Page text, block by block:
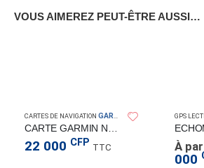
VOUS AIMEREZ PEUT-ÊTRE AUSSI…
CARTES DE NAVIGATION GARMIN
CARTE GARMIN NAVIONICS+ NOUVELLE-CALÉDONIE
22 000 CFP TTC À
000